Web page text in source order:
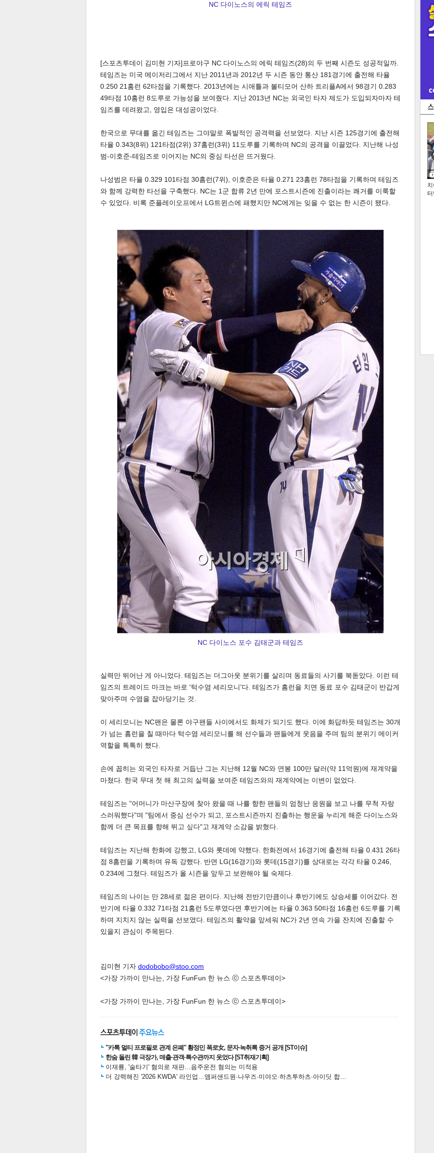
인
터 공 공유 버블
달기 트 크 트 축 사
NC 다이노스의 에릭 테임즈
[스포츠투데이 김미현 기자]프로야구 NC 다이노스의 에릭 테임즈(28)의 두 번째 시즌도 성공적일까.
테임즈는 미국 메이저리그에서 지난 2011년과 2012년 두 시즌 동안 통산 181경기에 출전해 타율
0.250 21홈런 62타점을 기록했다. 2013년에는 시애틀과 볼티모어 산하 트리플A에서 98경기 0.283
49타점 10홈런 8도루로 가능성을 보여줬다. 지난 2013년 NC는 외국인 타자 제도가 도입되자마자 테
임즈를 데려왔고, 영입은 대성공이었다.
한국으로 무대를 옮긴 테임즈는 그야말로 폭발적인 공격력을 선보였다. 지난 시즌 125경기에 출전해
타율 0.343(8위) 121타점(2위) 37홈런(3위) 11도루를 기록하며 NC의 공격을 이끌었다. 지난해 나성
범-이호준-테임즈로 이어지는 NC의 중심 타선은 뜨거웠다.
나성범은 타율 0.329 101타점 30홈런(7위), 이호준은 타율 0.271 23홈런 78타점을 기록하며 테임즈
와 함께 강력한 타선을 구축했다. NC는 1군 합류 2년 만에 포스트시즌에 진출이라는 쾌거를 이룩할
수 있었다. 비록 준플레이오프에서 LG트윈스에 패했지만 NC에게는 잊을 수 없는 한 시즌이 됐다.
NC 다이노스 포수 김태군과 테임즈
실력만 뛰어난 게 아니었다. 테임즈는 더그아웃 분위기를 살리며 동료들의 사기를 북돋았다. 이런 테
임즈의 트레이드 마크는 바로 '턱수염 세리모니'다. 테임즈가 홈런을 치면 동료 포수 김태군이 반갑게
맞아주며 수염을 잡아당기는 것.
이 세리모니는 NC팬은 물론 야구팬들 사이에서도 화제가 되기도 했다. 이에 화답하듯 테임즈는 30개
가 넘는 홈런을 칠 때마다 턱수염 세리모니를 해 선수들과 팬들에게 웃음을 주며 팀의 분위기 메이커
역할을 톡톡히 했다.
손에 꼽히는 외국인 타자로 거듭난 그는 지난해 12월 NC와 연봉 100만 달러(약 11억원)에 재계약을
마쳤다. 한국 무대 첫 해 최고의 실력을 보여준 테임즈와의 재계약에는 이변이 없었다.
테임즈는 "어머니가 마산구장에 찾아 왔을 때 나를 향한 팬들의 엄청난 응원을 보고 나를 무척 자랑
스러워했다"며 "팀에서 중심 선수가 되고, 포스트시즌까지 진출하는 행운을 누리게 해준 다이노스와
함께 더 큰 목표를 향해 뛰고 싶다"고 재계약 소감을 밝혔다.
테임즈는 지난해 한화에 강했고, LG와 롯데에 약했다. 한화전에서 16경기에 출전해 타율 0.431 26타
점 8홈런을 기록하며 유독 강했다. 반면 LG(16경기)와 롯데(15경기)를 상대로는 각각 타율 0.246,
0.234에 그쳤다. 테임즈가 올 시즌을 앞두고 보완해야 될 숙제다.
테임즈의 나이는 만 28세로 젊은 편이다. 지난해 전반기만큼이나 후반기에도 상승세를 이어갔다. 전
반기에 타율 0.332 71타점 21홈런 5도루였다면 후반기에는 타율 0.363 50타점 16홈런 6도루를 기록
하며 지치지 않는 실력을 선보였다. 테임즈의 활약을 앞세워 NC가 2년 연속 가을 잔치에 진출할 수
있을지 관심이 주목된다.
김미현 기자 dodobobo@stoo.com
<가장 가까이 만나는, 가장 FunFun 한 뉴스 ⓒ 스포츠투데이>
<가장 가까이 만나는, 가장 FunFun 한 뉴스 ⓒ 스포츠투데이>
"카톡 멀티 프로필로 관계 은폐" 황정민 폭로女, 문자·녹취록 증거 공개 [ST이슈]
한숨 돌린 韓 극장가, 매출·관객·특수관까지 웃었다 [ST취재기획]
이재룡, '술타기' 혐의로 재판…음주운전 혐의는 미적용
더 강력해진 '2026 KWDA' 라인업…앰퍼샌드원·나우즈·미야오·하츠투하츠·아이딧 합…